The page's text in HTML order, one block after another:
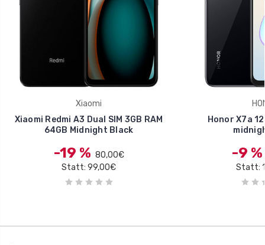
Xiaomi
Xiaomi Redmi A3 Dual SIM 3GB RAM
64GB Midnight Black
-19 % 80,00€
Statt: 99,00€
Honor X7a
-9 %
Statt: